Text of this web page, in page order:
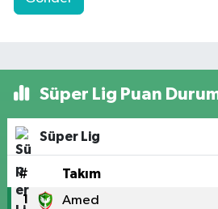
Süper Lig Puan
Süper Lig
# Takım
1 Amed